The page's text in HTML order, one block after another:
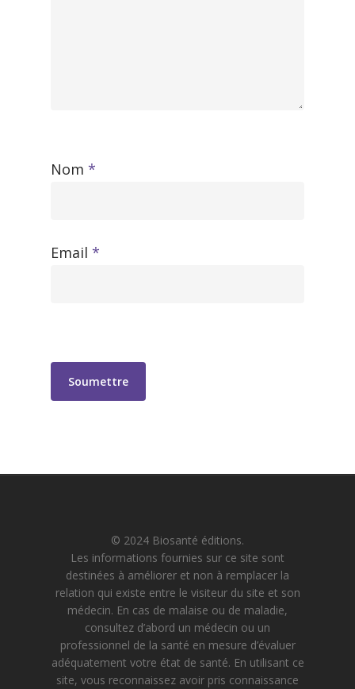
Nom *
Email *
© 2024 Biosanté éditions.
Les informations fournies sur ce site sont
destinées à améliorer et non à remplacer la
relation qui existe entre le visiteur du site et son
médecin. En cas de malaise ou de maladie,
consultez d’abord un médecin ou un
professionnel de la santé en mesure d’évaluer
adéquatement votre état de santé. En utilisant ce
site, vous reconnaissez avoir pris connaissance